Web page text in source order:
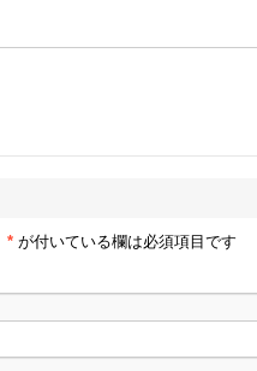
* が付いている欄は必須項目です